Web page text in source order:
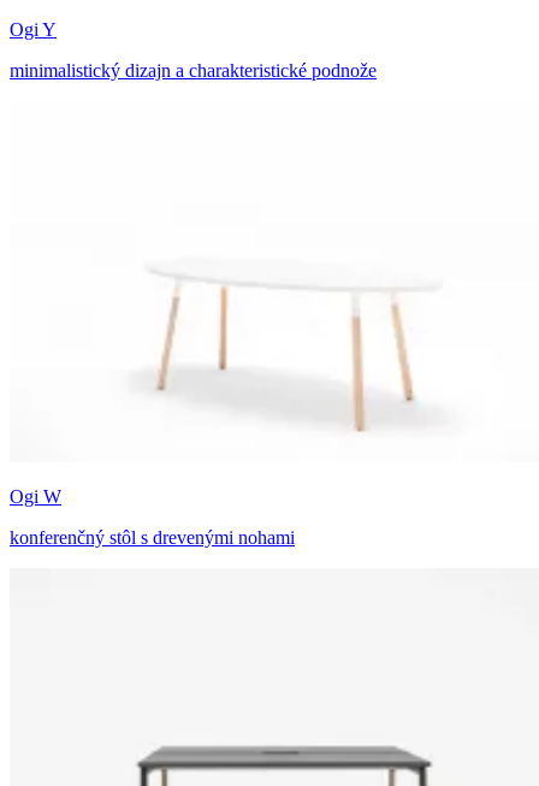
Ogi Y
minimalistický dizajn a charakteristické podnože
Ogi W
konferenčný stôl s drevenými nohami